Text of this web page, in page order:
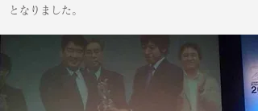
となりました。